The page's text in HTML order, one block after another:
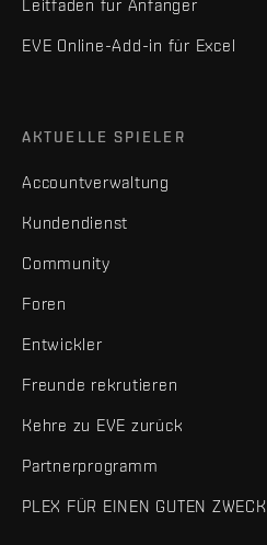
Leitfaden für Anfänger
EVE Online-Add-in für Excel
AKTUELLE SPIELER
Accountverwaltung
Kundendienst
Community
Foren
Entwickler
Freunde rekrutieren
Kehre zu EVE zurück
Partnerprogramm
PLEX FÜR EINEN GUTEN ZWECK